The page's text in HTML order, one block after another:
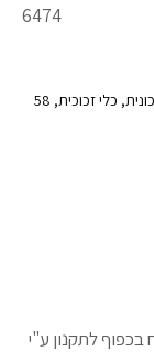
מק"ט
6474
7 תוכניות הדחה לבחירה – הגיינית 72⁰, אינטנסיבית, חסכונית, כלי זכוכית, 58
ע"י